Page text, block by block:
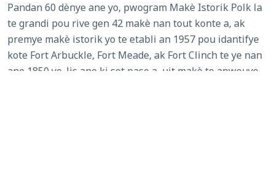
Pandan 60 dènye ane yo, pwogram Makè Istorik Polk la
te grandi pou rive gen 42 makè nan tout konte a, ak
premye makè istorik yo te etabli an 1957 pou idantifye
kote Fort Arbuckle, Fort Meade, ak Fort Clinch te ye nan
ane 1850 yo. Jis ane ki sot pase a, uit makè te apwouve